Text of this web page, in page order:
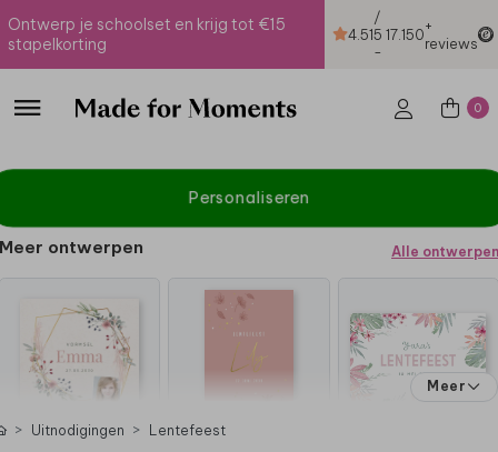
Ontwerp je schoolset en krijg tot €15
stapelkorting
4.51
/
5
-
17.150+
reviews
0
Personaliseren
Meer ontwerpen Alle ontwerpen
Meer
Uitnodigingen Lentefeest